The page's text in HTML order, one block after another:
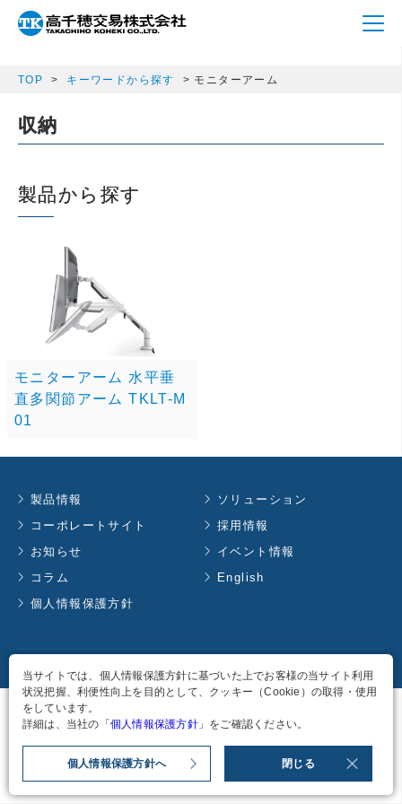
array(1) { ["m_p_category"]=> string(10) "monitorarm" }
TOP キーワードから探す モニターアーム
収納
製品から探す
モニターアーム 水平垂
直多関節アーム TKLT-M
01
製品情報
ソリューション
コーポレートサイト
採用情報
お知らせ
イベント情報
コラム
English
個人情報保護方針
Copyright 2026TAKACHIHO KOHEKI CO., LTD. all rights reserved.
当サイトでは、個人情報保護方針に基づいた上でお客様の当サイト利用
状況把握、利便性向上を目的として、クッキー（Cookie）の取得・使用
をしています。
詳細は、当社の「 個人情報保護方針」をご確認ください。
個人情報保護方針へ 閉じる